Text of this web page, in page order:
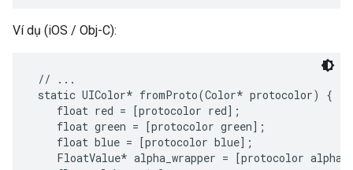
Ví dụ (iOS / Obj-C):
// ...
static UIColor* fromProto(Color* protocolor) {
    float red = [protocolor red];
    float green = [protocolor green];
    float blue = [protocolor blue];
FloatValue* alpha_wrapper = [protocolor